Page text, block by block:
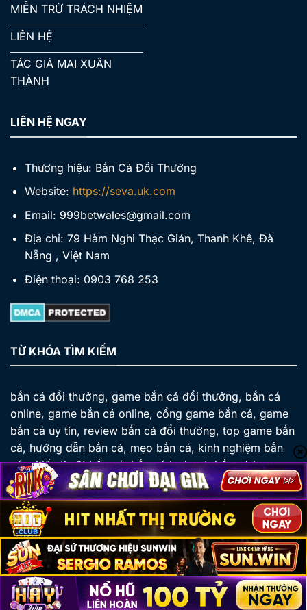
MIỄN TRỪ TRÁCH NHIỆM
LIÊN HỆ
TÁC GIẢ MAI XUÂN
THÀNH
LIÊN HỆ NGAY
Thương hiệu: Bắn Cá Đổi Thưởng
Website: https://seva.uk.com
Email: 999betwales@gmail.com
Địa chỉ: 79 Hàm Nghi Thạc Gián, Thanh Khê, Đà
Nẵng , Việt Nam
Điện thoại: 0903 768 253
TỪ KHÓA TÌM KIẾM
bắn cá đổi thưởng, game bắn cá đổi thưởng, bắn cá
online, game bắn cá online, cổng game bắn cá, game
bắn cá uy tín, review bắn cá đổi thưởng, top game bắn
cá, hướng dẫn bắn cá, mẹo bắn cá, kinh nghiệm bắn
cá, chiến thuật bắn cá, bắn cá jackpot, bắn cá boss,
bắn cá rồng, bắn cá thần tài, tải app bắn cá, khuyến
mãi bắn cá, game bắn cá mới nhất, tổng hợp game
bắn cá đổi thưởng
Copyright 2026 ©Bắn Cá Đổi Thưởng